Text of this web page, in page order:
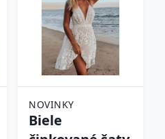
NOVINKY
Biele